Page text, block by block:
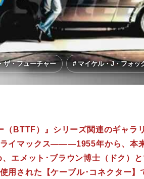
ザ・フューチャー マイケル・J・フォッ
（BTTF）』シリーズ関連のギャラ
イマックス———1955年から、本
エメット･ブラウン博士（ドク）
用された【ケーブル･コネクター】